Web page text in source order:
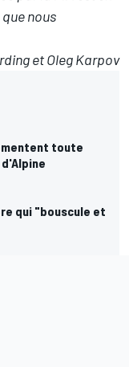
nous
et Oleg Karpov
toute
qui "bouscule et